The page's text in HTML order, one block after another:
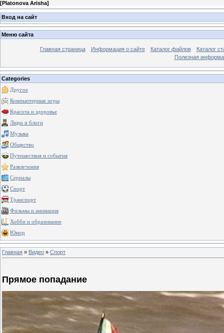
[Platonova Arisha]
Вход на сайт
Меню сайта
Главная страница Информация о сайте Каталог файлов
Каталог
Полезная
Categories
Другое
Компьютерные игры
Красота и здоровье
Люди и блоги
Музыка
Общество
Путешествия и события
Развлечения
Сериалы
Спорт
Транспорт
Фильмы и анимация
Хобби и образование
Юмор
Главная » Видео » Спорт
Прямое попадание